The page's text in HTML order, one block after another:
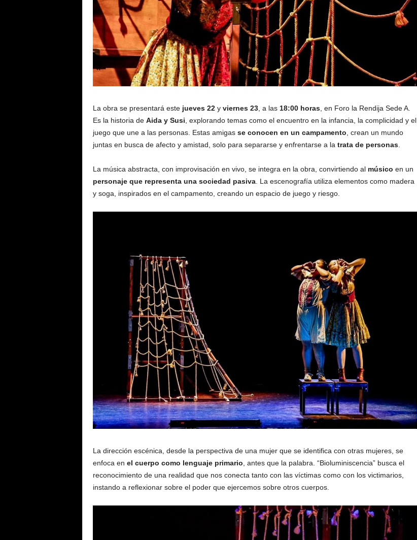
La obra se presentará este jueves 22y viernes 23, a las 18:00 horas, en Foro la Rendija Sede A.
Es la historia de Aida y Susi , explorando temas como el encuentro en la infancia, la complicidad y el
juego que une a las personas. Estas amigas se conocen en un campamento , crean un mundo
juntas en busca de afecto y amistad, solo para separarse y enfrentarse a la trata de personas.
La música abstracta, con improvisación en vivo, se integra en la obra, convirtiendo al músico en un
personaje que representa una sociedad pasiva. La escenografía utiliza elementos como madera
y soga, inspirados en el campamento, creando un espacio de juego y riesgo.
La dirección escénica, desde la perspectiva de una mujer que se identifica con otras mujeres, se
enfoca en el cuerpo como lenguaje primario , antes que la palabra. “Bioluminiscencia” busca el
reconocimiento de una realidad que nos conecta tanto con las víctimas como con los victimarios,
instando a reflexionar sobre el poder que ejercemos sobre otros cuerpos.